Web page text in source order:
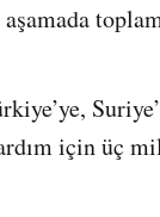
için üç